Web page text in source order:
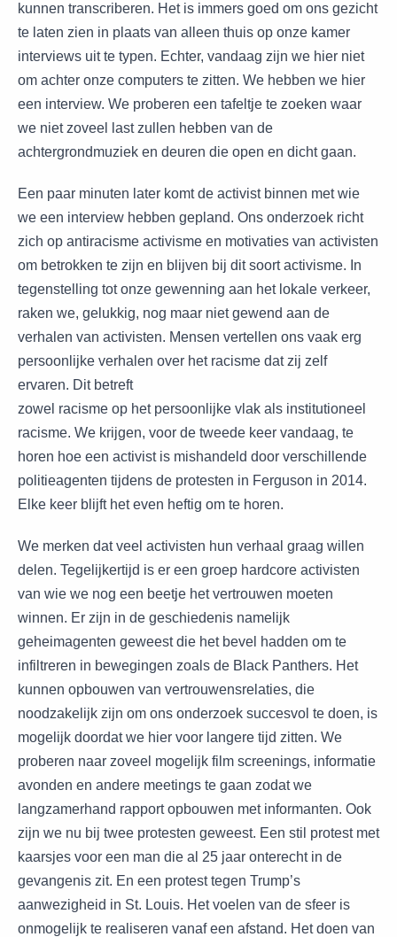
kunnen transcriberen. Het is immers goed om ons gezicht
te laten zien in plaats van alleen thuis op onze kamer
interviews uit te typen. Echter, vandaag zijn we hier niet
om achter onze computers te zitten. We hebben we hier
een interview. We proberen een tafeltje te zoeken waar
we niet zoveel last zullen hebben van de
achtergrondmuziek en deuren die open en dicht gaan.
Een paar minuten later komt de activist binnen met wie
we een interview hebben gepland. Ons onderzoek richt
zich op antiracisme activisme en motivaties van activisten
om betrokken te zijn en blijven bij dit soort activisme. In
tegenstelling tot onze gewenning aan het lokale verkeer,
raken we, gelukkig, nog maar niet gewend aan de
verhalen van activisten. Mensen vertellen ons vaak erg
persoonlijke verhalen over het racisme dat zij zelf
ervaren. Dit betreft
zowel racisme op het persoonlijke vlak als institutioneel
racisme. We krijgen, voor de tweede keer vandaag, te
horen hoe een activist is mishandeld door verschillende
politieagenten tijdens de protesten in Ferguson in 2014.
Elke keer blijft het even heftig om te horen.
We merken dat veel activisten hun verhaal graag willen
delen. Tegelijkertijd is er een groep hardcore activisten
van wie we nog een beetje het vertrouwen moeten
winnen. Er zijn in de geschiedenis namelijk
geheimagenten geweest die het bevel hadden om te
infiltreren in bewegingen zoals de Black Panthers. Het
kunnen opbouwen van vertrouwensrelaties, die
noodzakelijk zijn om ons onderzoek succesvol te doen, is
mogelijk doordat we hier voor langere tijd zitten. We
proberen naar zoveel mogelijk film screenings, informatie
avonden en andere meetings te gaan zodat we
langzamerhand rapport opbouwen met informanten. Ook
zijn we nu bij twee protesten geweest. Een stil protest met
kaarsjes voor een man die al 25 jaar onterecht in de
gevangenis zit. En een protest tegen Trump’s
aanwezigheid in St. Louis. Het voelen van de sfeer is
onmogelijk te realiseren vanaf een afstand. Het doen van